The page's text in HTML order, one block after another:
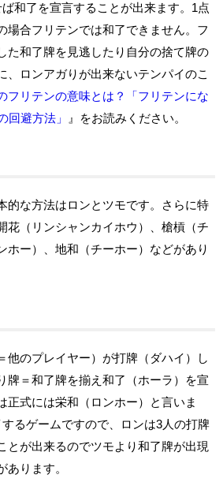
和了を宣言することが出来ます。1点
場合フリテンでは和了できません。フ
た和了牌を見逃したり自分の捨て牌の
、ロンアガりが出来ないテンパイのこ
フリテンの意味とは？「フリテンにな
回避方法」
』をお読みください。
的な方法はロンとツモです。さらに特
花（リンシャンカイホウ）、槍槓（チ
ホー）、地和（チーホー）などがあり
他のプレイヤー）が打牌（ダハイ）し
牌＝和了牌を揃え和了（ホーラ）を宣
正式には栄和（ロンホー）と言いま
るゲームですので、ロンは3人の打牌
とが出来るのでツモより和了牌が出現
ります。